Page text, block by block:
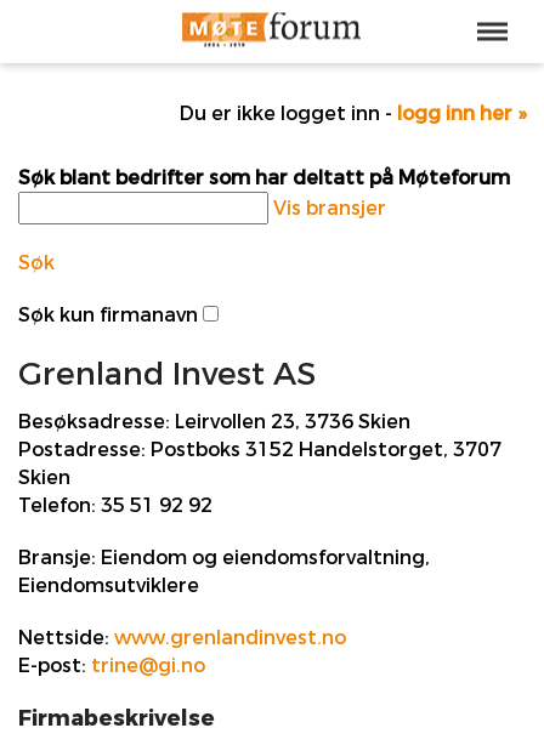
Du er ikke logget inn - logg inn her »
Søk blant bedrifter som har deltatt på Møteforum
Vis bransjer
Søk
Søk kun firmanavn
Grenland Invest AS
Besøksadresse: Leirvollen 23, 3736 Skien
Postadresse: Postboks 3152 Handelstorget, 3707
Skien
Telefon: 35 51 92 92
Bransje: Eiendom og eiendomsforvaltning,
Eiendomsutviklere
Nettside: www.grenlandinvest.no
E-post: trine@gi.no
Firmabeskrivelse